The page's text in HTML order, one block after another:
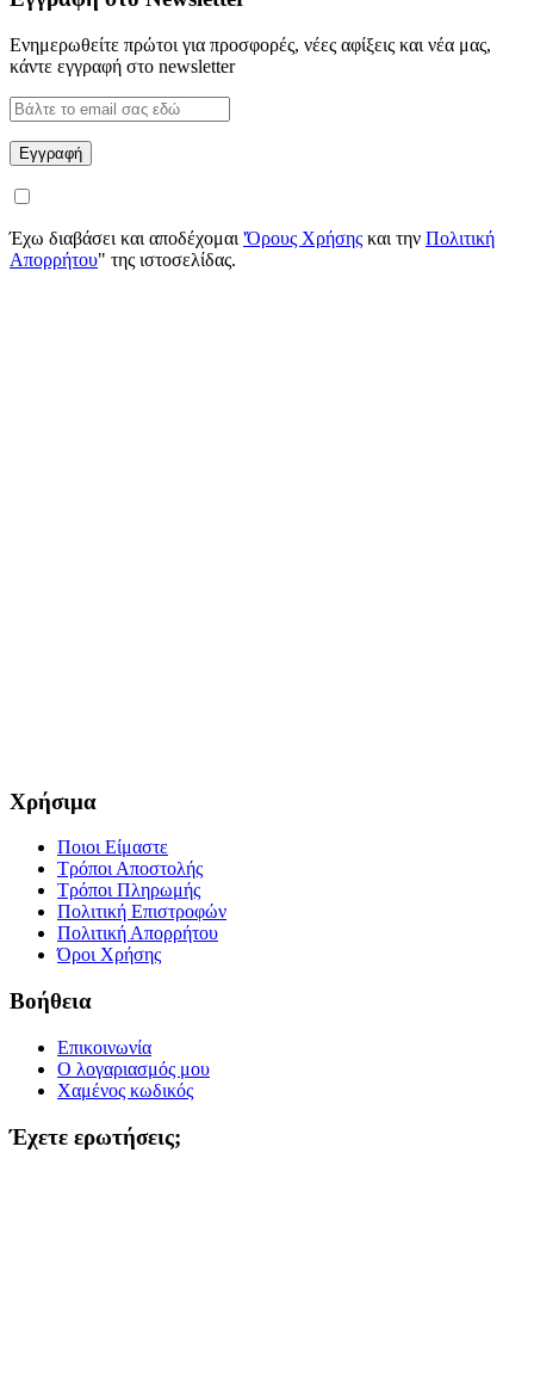
Ενημερωθείτε πρώτοι για προσφορές, νέες αφίξεις και νέα μας,
κάντε εγγραφή στο newsletter
Έχω διαβάσει και αποδέχομαι 'Όρους Χρήσης και την Πολιτική
Απορρήτου" της ιστοσελίδας.
Χρήσιμα
Ποιοι Είμαστε
Τρόποι Αποστολής
Τρόποι Πληρωμής
Πολιτική Επιστροφών
Πολιτική Απορρήτου
Όροι Χρήσης
Βοήθεια
Επικοινωνία
Ο λογαριασμός μου
Χαμένος κωδικός
Έχετε ερωτήσεις;